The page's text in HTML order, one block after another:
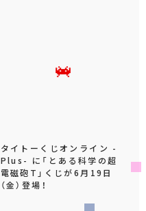
タイトーくじオンライン -
Plus- に「とある科学の超
電磁砲T」くじが6月19日
（金）登場！